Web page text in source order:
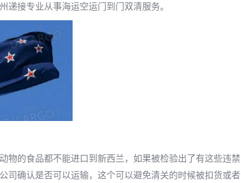
接专业从事海运空运门到门双清服务。
物的食品都不能进口到新西兰，如果被检验出了有这些违禁
司确认是否可以运输，这个可以避免清关的时候被扣货或者